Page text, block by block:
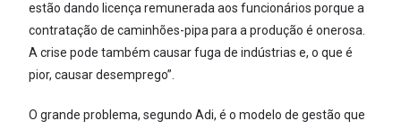
estão dando licença remunerada aos funcionários porque a
contratação de caminhões-pipa para a produção é onerosa.
A crise pode também causar fuga de indústrias e, o que é
pior, causar desemprego”.
O grande problema, segundo Adi, é o modelo de gestão que